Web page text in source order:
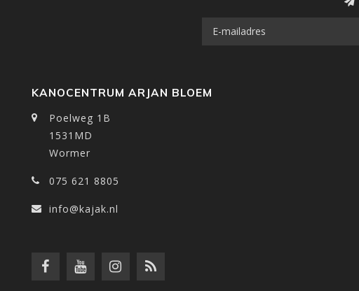
KANOCENTRUM ARJAN BLOEM
Poelweg 1B
1531MD
Wormer
075 621 8805
info@kajak.nl